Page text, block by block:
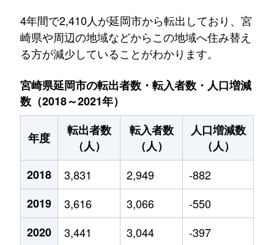
4年間で2,410人が延岡市から転出しており、宮
崎県や周辺の地域などからこの地域へ住み替え
る方が減少していることがわかります。
宮崎県延岡市の転出者数・転入者数・人口増減
数（2018～2021年）
年度
転出者数
（人）
転入者数
（人）
人口増減数
（人）
2018
3,831 2,949
-882
2019
3,616 3,066
-550
2020
3,441 3,044
-397